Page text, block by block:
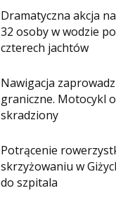
Dramatyczna akcja
32 osoby w wodzie
czterech jachtów
Nawigacja
graniczne. Motocykl
skradziony
Potrącenie
skrzyżowaniu w
do szpitala